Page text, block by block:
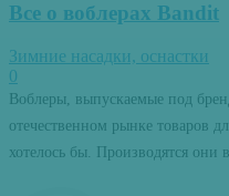
Все о воблерах Bandit
Зимние насадки, оснастки
0
Воблеры, выпускаемые под
отечественном рынке товаров
хотелось бы. Производятся